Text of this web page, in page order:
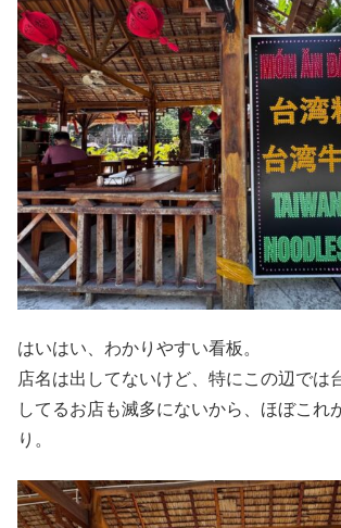
はいはい、わかりやすい看板。
店名は出してないけど、特にこの辺では
してるお店も滅多にないから、ほぼこれ
り。